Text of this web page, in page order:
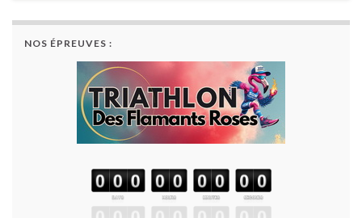
NOS ÉPREUVES :